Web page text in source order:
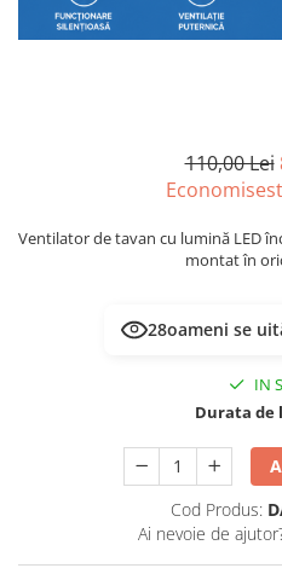
Ţeavă PVC
110,00 Lei
Ventilator de tavan cu lumină LED
montat în
25oameni se
IN
Durata de
Cod Produs:
Ai nevoie de